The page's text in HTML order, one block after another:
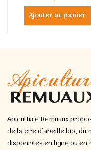
Ajouter au panier
Apiculture Remuaux
de la cire d’abeille bio, du
disponibles en ligne ou en